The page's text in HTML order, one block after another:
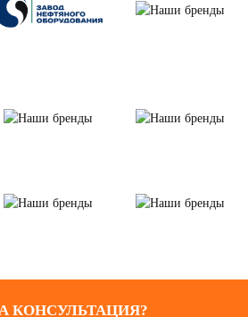
КОНСУЛЬТАЦИЯ?